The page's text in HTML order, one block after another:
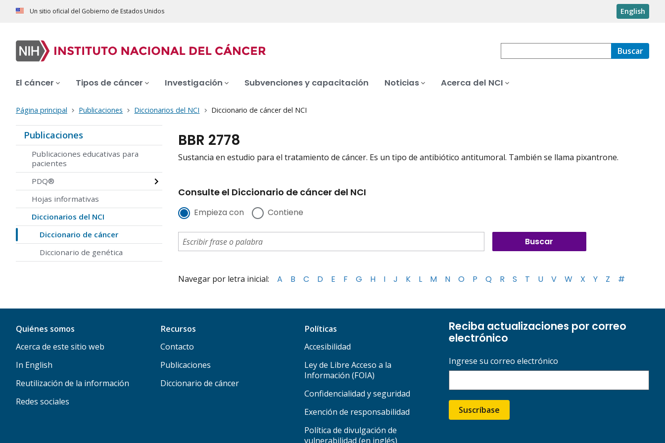
Un sitio oficial del Gobierno de Estados Unidos English
Buscar
El cáncer Tipos de cáncer Investigación Subvenciones y capacitación Noticias Acerca del NCI
Página principal Publicaciones Diccionarios del NCI Diccionario de cáncer del NCI
Publicaciones
Publicaciones educativas para
pacientes
PDQ®
Hojas informativas
Diccionarios del NCI
Diccionario de cáncer
Diccionario de genética
BBR 2778
Sustancia en estudio para el tratamiento de cáncer. Es un tipo de antibiótico antitumoral. También se llama pixantrone.
Consulte el Diccionario de cáncer del NCI
Empieza con Contiene
Navegar por letra inicial: A B C D E F G H I J K L M N O P Q R S T U V W X Y Z #
Quiénes somos
Acerca de este sitio web
In English
Reutilización de la información
Redes sociales
Recursos
Contacto
Publicaciones
Diccionario de cáncer
Políticas
Accesibilidad
Ley de Libre Acceso a la
Información (FOIA)
Confidencialidad y seguridad
Exención de responsabilidad
Política de divulgación de
vulnerabilidad (en inglés)
Reciba actualizaciones por correo
electrónico
Ingrese su correo electrónico
Suscríbase